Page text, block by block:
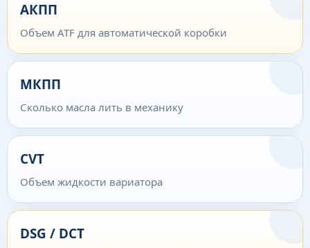
АКПП
Объем ATF для автоматической коробки
МКПП
Сколько масла лить в механику
CVT
Объем жидкости вариатора
DSG / DCT